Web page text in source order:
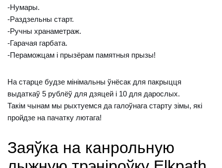
-Нумары.
-Раздзельны старт.
-Ручны хранаметраж.
-Гарачая гарбата.
-Пераможцам і прызёрам памятныя прызы!
На старце будзе мінімальны ўнёсак для пакрыцця
выдаткаў 5 рублёў для дзяцей і 10 для дарослых.
Такім чынам мы рыхтуемся да галоўнага старту зімы, які
пройдзе на пачатку лютага!